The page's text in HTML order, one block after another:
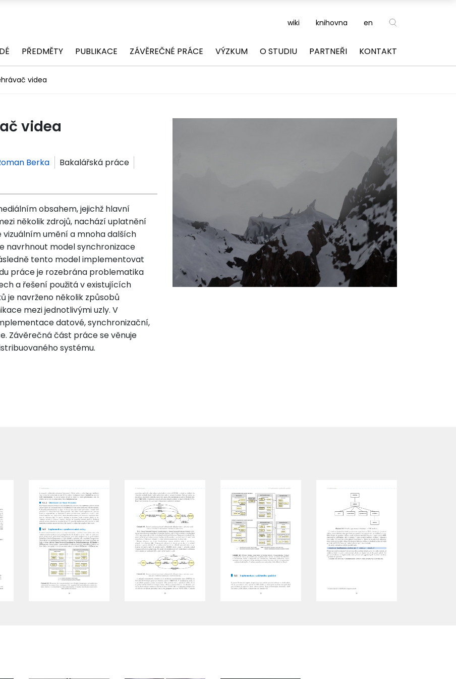
wiki knihovna en
PŘEDMĚTY PUBLIKACE ZÁVĚREČNÉ PRÁCE VÝZKUM O STUDIU PARTNEŘI KONTAKT
videa
videa
Berka
Bakalářská práce
obsahem, jejichž hlavní
několik zdrojů, nachází uplatnění
umění a mnoha dalších
navrhnout model synchronizace
tento model implementovat
práce je rozebrána problematika
a řešení použitá v existujících
je navrženo několik způsobů
mezi jednotlivými uzly. V
datové, synchronizační,
Závěrečná část práce se věnuje
systému.